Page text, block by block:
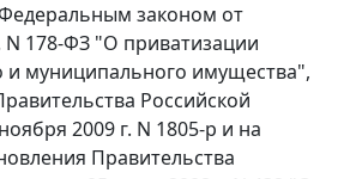
законом от
N 178-ФЗ "О приватизации
и муниципального имущества",
Российской
2009 г. N 1805-р и на
Правительства